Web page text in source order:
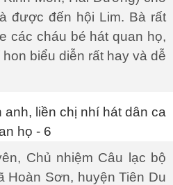
được đến hội Lim. Bà rất
các cháu bé hát quan họ,
biểu diễn rất hay và dễ
Chủ nhiệm Câu lạc bộ
Hoàn Sơn, huyện Tiên Du